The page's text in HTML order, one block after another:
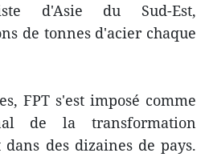
d'Asie du Sud-Est,
de tonnes d'acier chaque
FPT s'est imposé comme
de la transformation
des dizaines de pays.